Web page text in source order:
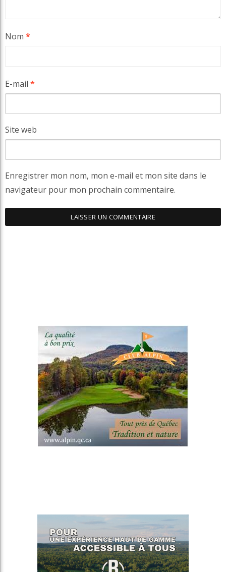
Nom *
E-mail *
Site web
Enregistrer mon nom, mon e-mail et mon site dans le
navigateur pour mon prochain commentaire.